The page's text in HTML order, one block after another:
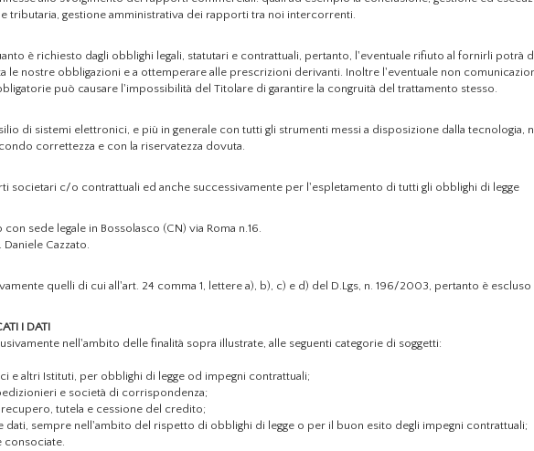
tributaria, gestione amministrativa dei rapporti tra noi intercorrenti.
è richiesto dagli obblighi legali, statutari e contrattuali, pertanto, l'eventuale rifiuto al fornirli potrà
le nostre obbligazioni e a ottemperare alle prescrizioni derivanti. Inoltre l'eventuale non
può causare l'impossibilità del Titolare di garantire la congruità del trattamento stesso.
di sistemi elettronici, e più in generale con tutti gli strumenti messi a disposizione dalla tecnologia,
correttezza e con la riservatezza dovuta.
societari c/o contrattuali ed anche successivamente per l'espletamento di tutti gli obblighi di legge
con sede legale in Bossolasco (CN) via Roma n.16.
Cazzato.
quelli di cui all'art. 24 comma 1, lettere a), b), c) e d) del D.Lgs, n. 196/2003, pertanto è
I DATI
nell'ambito delle finalità sopra illustrate, alle seguenti categorie di soggetti:
e altri Istituti, per obblighi di legge od impegni contrattuali;
e società di corrispondenza;
tutela e cessione del credito;
dati, sempre nell'ambito del rispetto di obblighi di legge o per il buon esito degli impegni contrattuali;
consociate.